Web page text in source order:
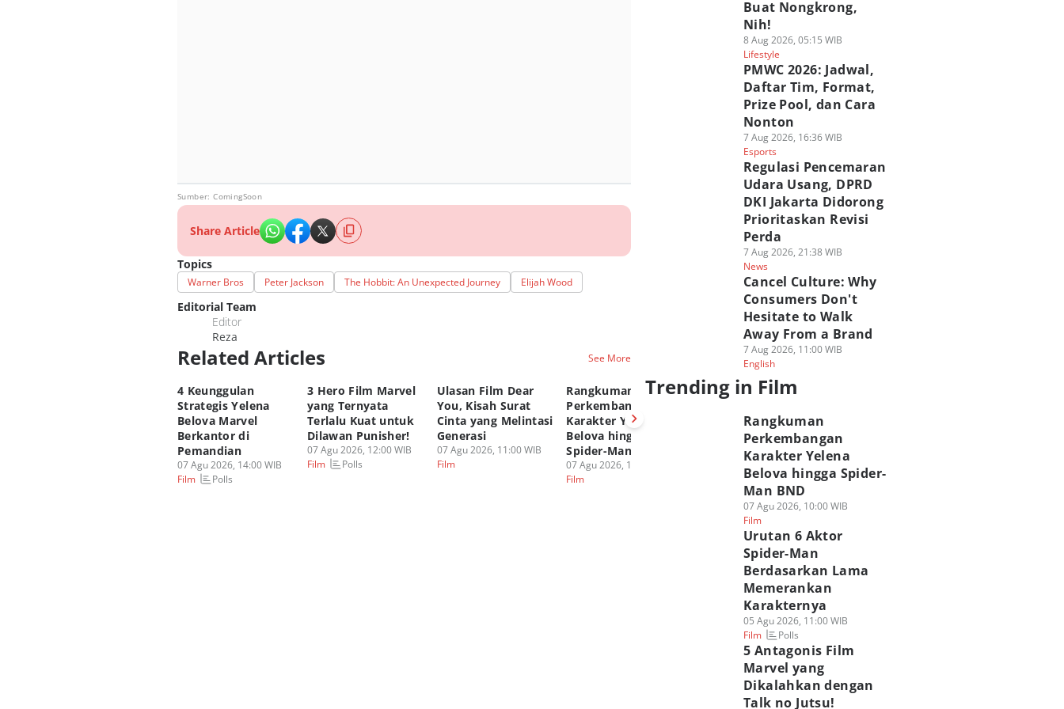
Sumber: ComingSoon
Share Article
Topics
Warner Bros Peter Jackson The Hobbit: An Unexpected Journey Elijah Wood
Editorial Team
Editor
Reza
Related Articles See More
4 Keunggulan
Strategis Yelena
Belova Marvel
Berkantor di
Pemandian
07 Agu 2026, 14:00 WIB
Film
Polls
3 Hero Film Marvel
yang Ternyata
Terlalu Kuat untuk
Dilawan Punisher!
07 Agu 2026, 12:00 WIB
Film
Polls
Ulasan Film Dear
You, Kisah Surat
Cinta yang Melintasi
Generasi
07 Agu 2026, 11:00 WIB
Film
Rangkuman
Perkembangan
Karakter Yelena
Belova hingga
Spider-Man BND
07 Agu 2026, 10:00 WIB
Film
Tahukah Kamu?
May MCU Sama
dengan Aktrisnya!
06 Agu 2026, 20:02 WIB
Polls
Man Brand New
Day?
06 Agu 2026, 17:00 WIB
Film
Polls
Buat Nongkrong,
Nih!
8 Aug 2026, 05:15 WIB
Lifestyle
PMWC 2026: Jadwal,
Daftar Tim, Format,
Prize Pool, dan Cara
Nonton
7 Aug 2026, 16:36 WIB
Esports
Regulasi Pencemaran
Udara Usang, DPRD
DKI Jakarta Didorong
Prioritaskan Revisi
Perda
7 Aug 2026, 21:38 WIB
News
Cancel Culture: Why
Consumers Don't
Hesitate to Walk
Away From a Brand
7 Aug 2026, 11:00 WIB
English
Trending in Film
Rangkuman
Perkembangan
Karakter Yelena
Belova hingga Spider-
Man BND
07 Agu 2026, 10:00 WIB
Film
Urutan 6 Aktor
Spider-Man
Berdasarkan Lama
Memerankan
Karakternya
05 Agu 2026, 11:00 WIB
Film
Polls
5 Antagonis Film
Marvel yang
Dikalahkan dengan
Talk no Jutsu!